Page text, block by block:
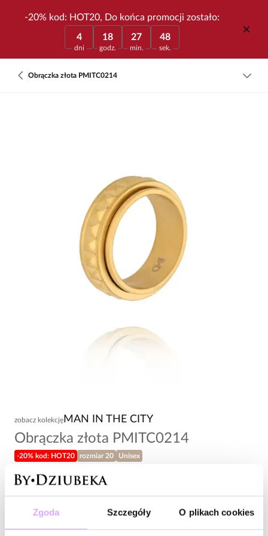
Zgoda Szczegóły O plikach cookies
-20% kod: HOT20, Do końca promocji zostało:
4
dni
18
godz.
27
min.
48
sek.
Obrączka złota PMITC0214
zobacz kolekcję MAN IN THE CITY
Obrączka złota PMITC0214
-20% kod: HOT20 rozmiar 20 Unisex
118,00 zł
Zapytaj o produkt